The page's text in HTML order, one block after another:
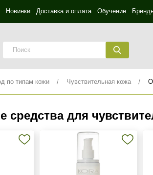
Новинки Доставка и оплата Обучение
по типам кожи Чувствительная кожа
для